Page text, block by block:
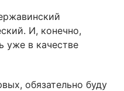
И, конечно,
уже в качестве
обязательно буду